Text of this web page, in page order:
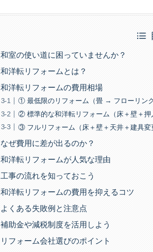
和室の使い道に困っていませんか？
和洋転リフォームとは？
和洋転リフォームの費用相場
① 最低限のリフォーム（畳 → フローリング
② 標準的な和洋転リフォーム（床＋壁＋押
③ フルリフォーム（床＋壁＋天井＋建具変
なぜ費用に差が出るのか？
和洋転リフォームが人気な理由
工事の流れを知っておこう
和洋転リフォームの費用を抑えるコツ
よくある失敗例と注意点
補助金や減税制度を活用しよう
リフォーム会社選びのポイント